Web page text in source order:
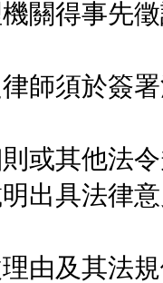
關得事先
師須於簽
或其他法
出具法律
由及其法